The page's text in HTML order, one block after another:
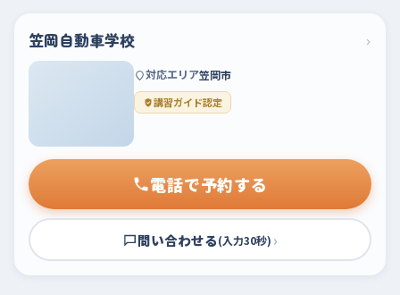
笠岡自動車学校 ›
対応エリア笠岡市
講習ガイド認定
電話で予約する
問い合わせる(入力30秒) ›